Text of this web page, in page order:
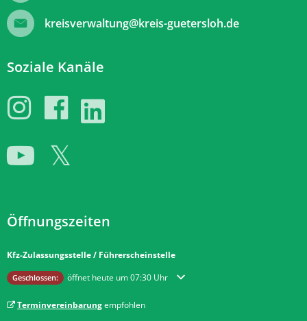
kreisverwaltung@kreis-guetersloh.de
Soziale Kanäle
Öffnungszeiten
Kfz-Zulassungsstelle / Führerscheinstelle
Klicken, um weitere Öffnungs- oder Schließzeiten auszublenden
Geschlossen: öffnet heute um 07:30 Uhr
Terminvereinbarungempfohlen